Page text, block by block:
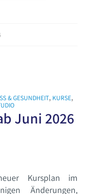
& GESUNDHEIT, KURSE,
Juni 2026
Kursplan im
Änderungen,